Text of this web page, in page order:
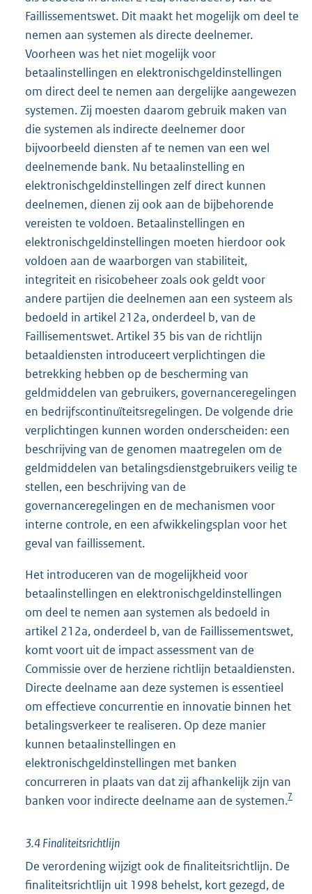
Faillissementswet. Dit maakt het mogelijk om deel te
nemen aan systemen als directe deelnemer.
Voorheen was het niet mogelijk voor
betaalinstellingen en elektronischgeldinstellingen
om direct deel te nemen aan dergelijke aangewezen
systemen. Zij moesten daarom gebruik maken van
die systemen als indirecte deelnemer door
bijvoorbeeld diensten af te nemen van een wel
deelnemende bank. Nu betaalinstelling en
elektronischgeldinstellingen zelf direct kunnen
deelnemen, dienen zij ook aan de bijbehorende
vereisten te voldoen. Betaalinstellingen en
elektronischgeldinstellingen moeten hierdoor ook
voldoen aan de waarborgen van stabiliteit,
integriteit en risicobeheer zoals ook geldt voor
andere partijen die deelnemen aan een systeem als
bedoeld in artikel 212a, onderdeel b, van de
Faillisementswet. Artikel 35 bis van de richtlijn
betaaldiensten introduceert verplichtingen die
betrekking hebben op de bescherming van
geldmiddelen van gebruikers, governanceregelingen
en bedrijfscontinuïteitsregelingen. De volgende drie
verplichtingen kunnen worden onderscheiden: een
beschrijving van de genomen maatregelen om de
geldmiddelen van betalingsdienstgebruikers veilig te
stellen, een beschrijving van de
governanceregelingen en de mechanismen voor
interne controle, en een afwikkelingsplan voor het
geval van faillissement.
Het introduceren van de mogelijkheid voor
betaalinstellingen en elektronischgeldinstellingen
om deel te nemen aan systemen als bedoeld in
artikel 212a, onderdeel b, van de Faillissementswet,
komt voort uit de impact assessment van de
Commissie over de herziene richtlijn betaaldiensten.
Directe deelname aan deze systemen is essentieel
om effectieve concurrentie en innovatie binnen het
betalingsverkeer te realiseren. Op deze manier
kunnen betaalinstellingen en
elektronischgeldinstellingen met banken
concurreren in plaats van dat zij afhankelijk zijn van
banken voor indirecte deelname aan de systemen.7
3.4 Finaliteitsrichtlijn
De verordening wijzigt ook de finaliteitsrichtlijn. De
finaliteitsrichtlijn uit 1998 behelst, kort gezegd, de